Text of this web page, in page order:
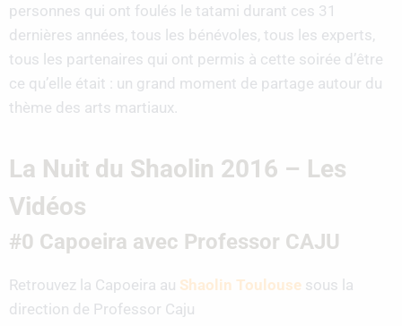
personnes qui ont foulés le tatami durant ces 31
dernières années, tous les bénévoles, tous les experts,
tous les partenaires qui ont permis à cette soirée d’être
ce qu’elle était : un grand moment de partage autour du
thème des arts martiaux.
La Nuit du Shaolin 2016 – Les
Vidéos
#0 Capoeira avec Professor CAJU
Retrouvez la Capoeira au Shaolin Toulouse sous la
direction de Professor Caju